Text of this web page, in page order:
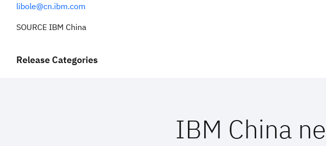
libole@cn.ibm.com
SOURCE IBM China
Release Categories
IBM China